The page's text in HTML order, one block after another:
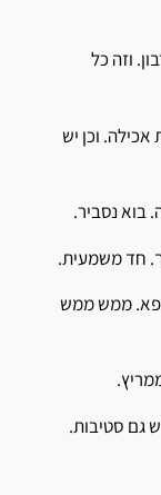
וזה כל
וכן יש
בוא נסביר.
חד משמעית.
ממש ממש
גם סטיבות.